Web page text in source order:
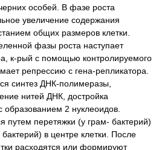
особей. В фазе роста
увеличение содержания
общих размеров клетки.
фазы роста наступает
к-рый с помощью контролируемого
репрессию с гена-репликатора.
синтез ДНК-полимеразы,
нитей ДНК, достройка
2 нуклеоидов.
путем перетяжки (у грам- бактерий)
в центре клетки. После
расходятся или формируют